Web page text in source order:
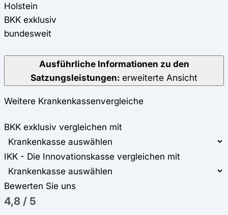
Holstein
BKK exklusiv
bundesweit
Ausführliche Informationen zu den
Satzungsleistungen: erweiterte Ansicht
Weitere Krankenkassenvergleiche
BKK exklusiv vergleichen mit
IKK - Die Innovationskasse vergleichen mit
Bewerten Sie uns
4,8 / 5